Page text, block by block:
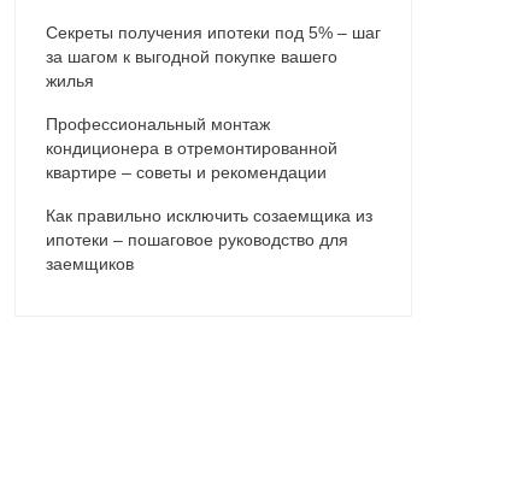
Секреты получения ипотеки под 5% – шаг
за шагом к выгодной покупке вашего
жилья
Профессиональный монтаж
кондиционера в отремонтированной
квартире – советы и рекомендации
Как правильно исключить созаемщика из
ипотеки – пошаговое руководство для
заемщиков